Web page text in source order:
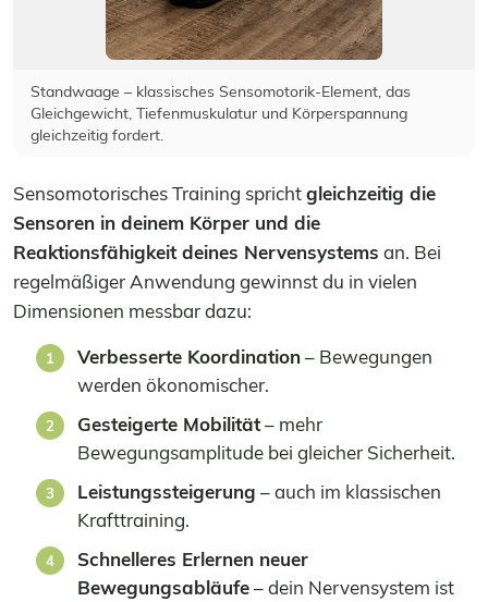
Standwaage – klassisches Sensomotorik-Element, das
Gleichgewicht, Tiefenmuskulatur und Körperspannung
gleichzeitig fordert.
Sensomotorisches Training sprichtgleichzeitig die
Sensoren in deinem Körper und die
Reaktionsfähigkeit deines Nervensystems an. Bei
regelmäßiger Anwendung gewinnst du in vielen
Dimensionen messbar dazu:
Verbesserte Koordination– Bewegungen
werden ökonomischer.
Gesteigerte Mobilität– mehr
Bewegungsamplitude bei gleicher Sicherheit.
Leistungssteigerung – auch im klassischen
Krafttraining.
Schnelleres Erlernen neuer
Bewegungsabläufe– dein Nervensystem ist